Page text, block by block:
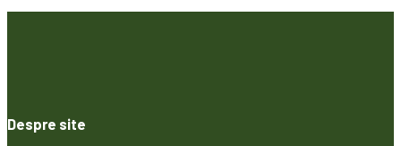
Despre site